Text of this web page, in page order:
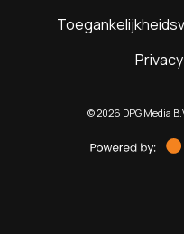
©2026 DPG Media